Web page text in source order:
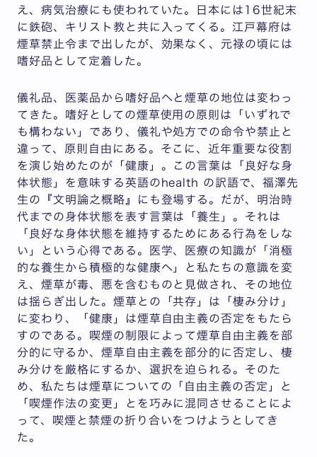
え、病気治療にも使われていた。日本には16世紀末
に鉄砲、キリスト教と共に入ってくる。江戸幕府は
煙草禁止令まで出したが、効果なく、元禄の頃には
嗜好品として定着した。
儀礼品、医薬品から嗜好品へと煙草の地位は変わっ
てきた。嗜好としての煙草使用の原則は「いずれで
も構わない」であり、儀礼や処方での命令や禁止と
違って、原則自由にある。そこに、近年重要な役割
を演じ始めたのが「健康」。この言葉は「良好な身
体状態」を意味する英語のhealth の訳語で、福澤先
生の『文明論之概略』にも登場する。だが、明治時
代までの身体状態を表す言葉は「養生」。それは
「良好な身体状態を維持するためにある行為をしな
い」という心得である。医学、医療の知識が「消極
的な養生から積極的な健康へ」と私たちの意識を変
え、煙草が毒、悪を含むものと見做され、その地位
は揺らぎ出した。煙草との「共存」は「棲み分け」
に変わり、「健康」は煙草自由主義の否定をもたら
すのである。喫煙の制限によって煙草自由主義を部
分的に守るか、煙草自由主義を部分的に否定し、棲
み分けを厳格にするか、選択を迫られる。そのた
め、私たちは煙草についての「自由主義の否定」と
「喫煙作法の変更」とを巧みに混同させることによ
って、喫煙と禁煙の折り合いをつけようとしてき
た。